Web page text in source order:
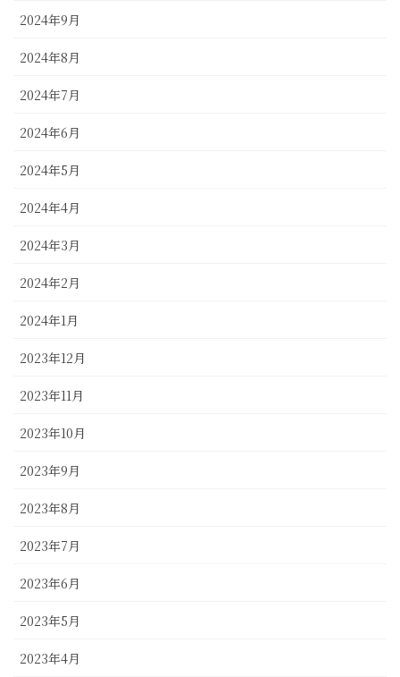
2024年9月
2024年8月
2024年7月
2024年6月
2024年5月
2024年4月
2024年3月
2024年2月
2024年1月
2023年12月
2023年11月
2023年10月
2023年9月
2023年8月
2023年7月
2023年6月
2023年5月
2023年4月